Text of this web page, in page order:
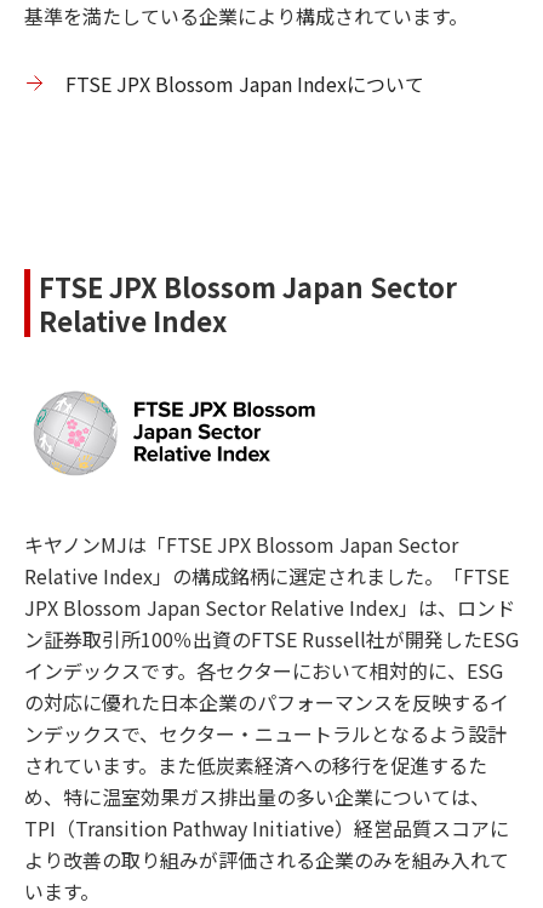
基準を満たしている企業により構成されています。
FTSE JPX Blossom Japan Indexについて
FTSE JPX Blossom Japan Sector
Relative Index
キヤノンMJは「FTSE JPX Blossom Japan Sector
Relative Index」の構成銘柄に選定されました。「FTSE
JPX Blossom Japan Sector Relative Index」は、ロンド
ン証券取引所100％出資のFTSE Russell社が開発したESG
インデックスです。各セクターにおいて相対的に、ESG
の対応に優れた日本企業のパフォーマンスを反映するイ
ンデックスで、セクター・ニュートラルとなるよう設計
されています。また低炭素経済への移行を促進するた
め、特に温室効果ガス排出量の多い企業については、
TPI（Transition Pathway Initiative）経営品質スコアに
より改善の取り組みが評価される企業のみを組み入れて
います。